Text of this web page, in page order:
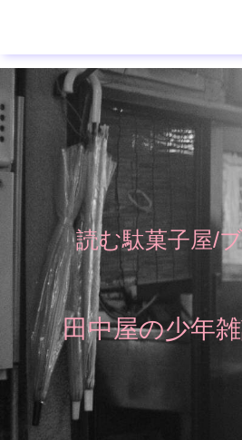
読む駄菓子屋/
田中屋の少年